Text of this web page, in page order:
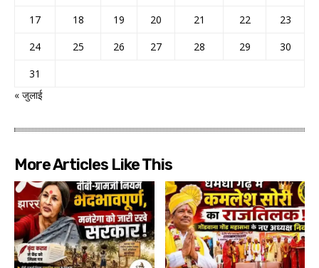
17
18 19 20 21 22
23
24
25 26 27 28 29
30
31
« जुलाई
More Articles Like This